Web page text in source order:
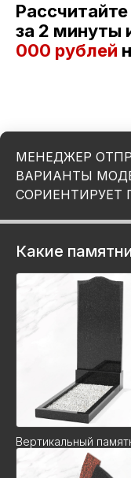
за 2 минуты
000 рублей
МЕНЕДЖЕР
ВАРИАНТЫ
СОРИЕНТИРУЕТ
Какие
Вертикальный